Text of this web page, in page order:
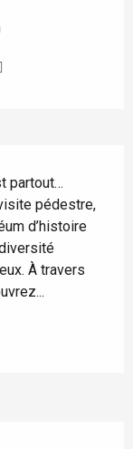
partout…
pédestre,
d’histoire
À travers